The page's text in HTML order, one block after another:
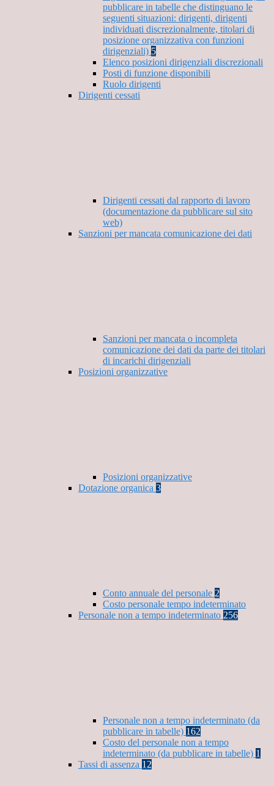
pubblicare in tabelle che distinguano le
seguenti situazioni: dirigenti, dirigenti
individuati discrezionalmente, titolari di
posizione organizzativa con funzioni
dirigenziali) 5
Elenco posizioni dirigenziali discrezionali
Posti di funzione disponibili
Ruolo dirigenti
Dirigenti cessati
Dirigenti cessati dal rapporto di lavoro
(documentazione da pubblicare sul sito
web)
Sanzioni per mancata comunicazione dei dati
Sanzioni per mancata o incompleta
comunicazione dei dati da parte dei titolari
di incarichi dirigenziali
Posizioni organizzative
Posizioni organizzative
Dotazione organica 3
Conto annuale del personale 2
Costo personale tempo indeterminato
Personale non a tempo indeterminato 256
Personale non a tempo indeterminato (da
pubblicare in tabelle) 162
Costo del personale non a tempo
indeterminato (da pubblicare in tabelle) 1
Tassi di assenza 12